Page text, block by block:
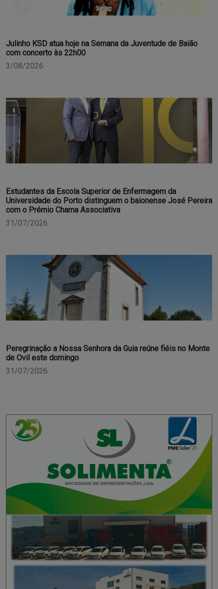
Julinho KSD atua hoje na Semana da Juventude de Baião
com concerto às 22h00
3/08/2026
Estudantes da Escola Superior de Enfermagem da
Universidade do Porto distinguem o baionense José Pereira
com o Prémio Chama Associativa
31/07/2026
Peregrinação a Nossa Senhora da Guia reúne fiéis no Monte
de Ovil este domingo
31/07/2026